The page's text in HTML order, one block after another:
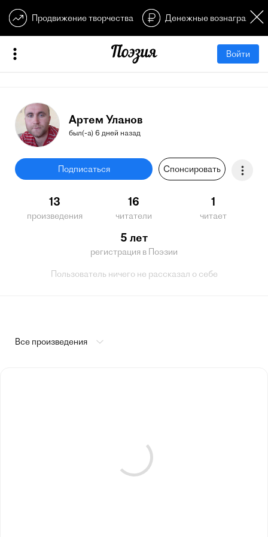
Продвижение творчества Денежные
Войти
Артем Уланов
был(-а) 6 дней назад
Подписаться Спонсировать
13
произведения
16
читатели
1
читает
5 лет
регистрация в Поэзии
Пользователь ничего не рассказал о себе
Все произведения